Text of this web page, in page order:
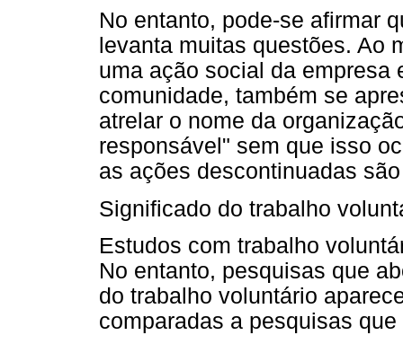
No entanto, pode-se afirmar
levanta muitas questões. Ao
uma ação social da empresa
comunidade, também se
atrelar o nome da
responsável" sem que isso
as ações descontinuadas
Significado do trabalho
Estudos com trabalho
No entanto, pesquisas que
do trabalho voluntário
comparadas a pesquisas